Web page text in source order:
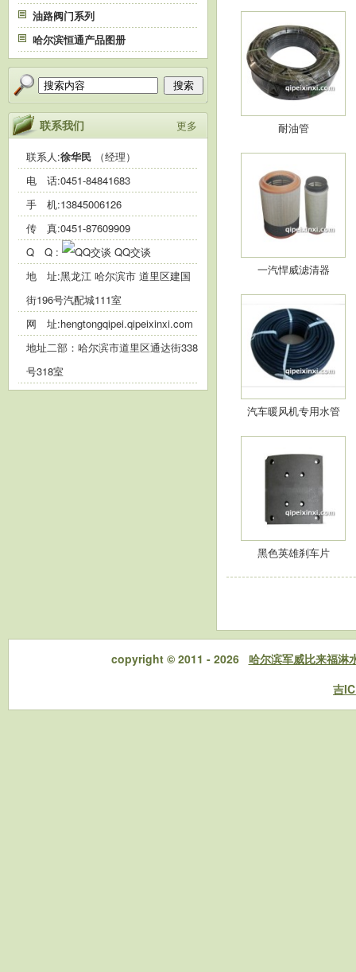
油路阀门系列
哈尔滨恒通产品图册
搜索
更多
联系我们
联系人:徐华民 （经理）
电 话:0451-84841683
手 机:13845006126
传 真:0451-87609909
Q Q :
QQ交谈
地 址:黑龙江 哈尔滨市 道里区建国
街196号汽配城111室
网 址:hengtongqipei.qipeixinxi.com
地址二部：哈尔滨市道里区通达街338
号318室
耐油管
一汽悍威滤清器
汽车暖风机专用水管
黑色英雄刹车片
copyright © 2011 - 2026 哈尔滨军威比来福淋
吉